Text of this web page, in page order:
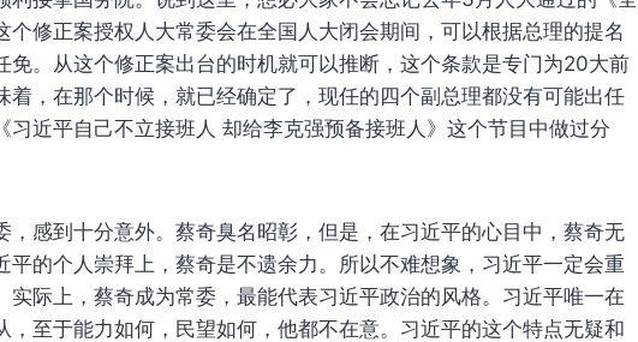
个修正案授权人大常委会在全国人大闭会期间，可以根据总理的提名
免。从这个修正案出台的时机就可以推断，这个条款是专门为20大前
着，在那个时候，就已经确定了，现任的四个副总理都没有可能出任
习近平自己不立接班人 却给李克强预备接班人》这个节目中做过分
，感到十分意外。蔡奇臭名昭彰，但是，在习近平的心目中，蔡奇无
平的个人崇拜上，蔡奇是不遗余力。所以不难想象，习近平一定会重
实际上，蔡奇成为常委，最能代表习近平政治的风格。习近平唯一在
，至于能力如何，民望如何，他都不在意。习近平的这个特点无疑和